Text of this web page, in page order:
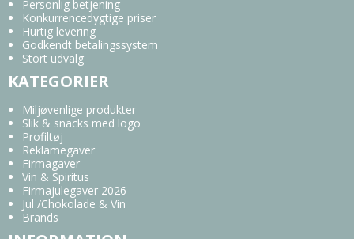
Personlig betjening
Konkurrencedygtige priser
Hurtig levering
Godkendt betalingssystem
Stort udvalg
KATEGORIER
Miljøvenlige produkter
Slik & snacks med logo
Profiltøj
Reklamegaver
Firmagaver
Vin & Spiritus
Firmajulegaver 2026
Jul /Chokolade & Vin
Brands